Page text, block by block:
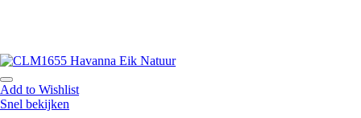
Add to Wishlist
Snel bekijken